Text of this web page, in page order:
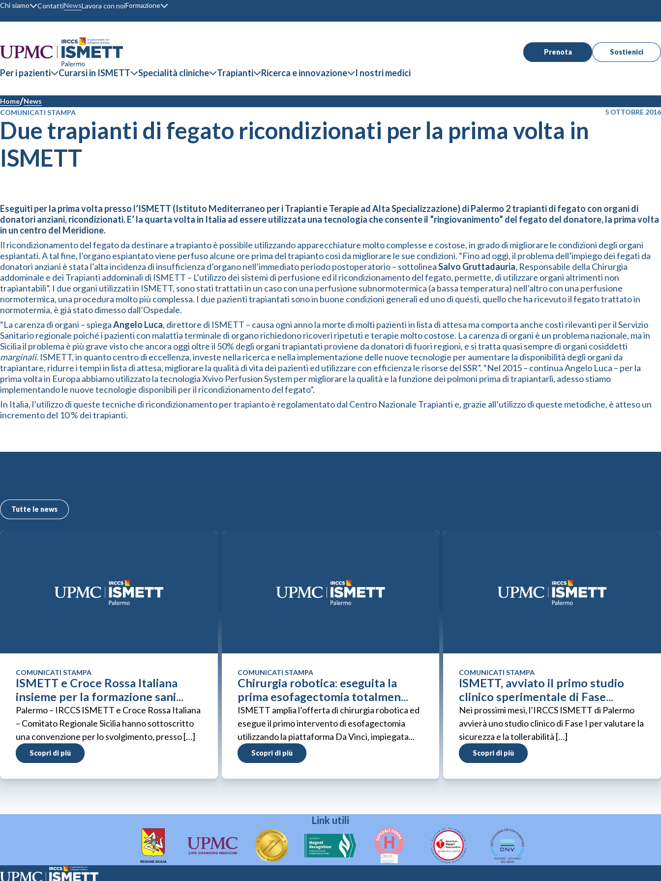
Chi siamo ContattiNewsLavora con noiFormazione
Prenota Sostienici
Per i pazienti Curarsi in ISMETT Specialità cliniche Trapianti Ricerca e innovazione I nostri medici
Home News
COMUNICATI STAMPA
5 OTTOBRE 2016
Due trapianti di fegato ricondizionati per la prima volta in
ISMETT
Eseguiti per la prima volta presso l’ISMETT (Istituto Mediterraneo per i Trapianti e Terapie ad Alta Specializzazione) di Palermo 2 trapianti di fegato con organi di
donatori anziani, ricondizionati. E’ la quarta volta in Italia ad essere utilizzata una tecnologia che consente il ”ringiovanimento” del fegato del donatore, la prima volta
in un centro del Meridione.
Il ricondizionamento del fegato da destinare a trapianto è possibile utilizzando apparecchiature molto complesse e costose, in grado di migliorare le condizioni degli organi
espiantati. A tal fine, l’organo espiantato viene perfuso alcune ore prima del trapianto così da migliorare le sue condizioni. “Fino ad oggi, il problema dell’impiego dei fegati da
donatori anziani è stata l’alta incidenza di insufficienza d’organo nell’immediato periodo postoperatorio – sottolineaSalvo Gruttadauria, Responsabile della Chirurgia
addominale e dei Trapianti addominali di ISMETT – L’utilizzo dei sistemi di perfusione ed il ricondizionamento del fegato, permette, di utilizzare organi altrimenti non
trapiantabili”. I due organi utilizzati in ISMETT, sono stati trattati in un caso con una perfusione subnormotermica (a bassa temperatura) nell’altro con una perfusione
normotermica, una procedura molto più complessa. I due pazienti trapiantati sono in buone condizioni generali ed uno di questi, quello che ha ricevuto il fegato trattato in
normotermia, è già stato dimesso dall’Ospedale.
“La carenza di organi – spiegaAngelo Luca, direttore di ISMETT – causa ogni anno la morte di molti pazienti in lista di attesa ma comporta anche costi rilevanti per il Servizio
Sanitario regionale poiché i pazienti con malattia terminale di organo richiedono ricoveri ripetuti e terapie molto costose. La carenza di organi è un problema nazionale, ma in
Sicilia il problema è più grave visto che ancora oggi oltre il 50% degli organi trapiantati proviene da donatori di fuori regioni, e si tratta quasi sempre di organi cosiddetti
marginali. ISMETT, in quanto centro di eccellenza, investe nella ricerca e nella implementazione delle nuove tecnologie per aumentare la disponibilità degli organi da
trapiantare, ridurre i tempi in lista di attesa, migliorare la qualità di vita dei pazienti ed utilizzare con efficienza le risorse del SSR”. “Nel 2015 – continua Angelo Luca – per la
prima volta in Europa abbiamo utilizzato la tecnologia Xvivo Perfusion System per migliorare la qualità e la funzione dei polmoni prima di trapiantarli, adesso stiamo
implementando le nuove tecnologie disponibili per il ricondizionamento del fegato”.
In Italia, l’utilizzo di queste tecniche di ricondizionamento per trapianto è regolamentato dal Centro Nazionale Trapianti e, grazie all’utilizzo di queste metodiche, è atteso un
incremento del 10 % dei trapianti.
Tutte le news
COMUNICATI STAMPA
ISMETT e Croce Rossa Italiana
insieme per la formazione sani...
Palermo – IRCCS ISMETT e Croce Rossa Italiana
– Comitato Regionale Sicilia hanno sottoscritto
una convenzione per lo svolgimento, presso […]
Scopri di più
COMUNICATI STAMPA
Chirurgia robotica: eseguita la
prima esofagectomia totalmen...
ISMETT amplia l’offerta di chirurgia robotica ed
esegue il primo intervento di esofagectomia
utilizzando la piattaforma Da Vinci, impiegata...
Scopri di più
COMUNICATI STAMPA
ISMETT, avviato il primo studio
clinico sperimentale di Fase...
Nei prossimi mesi, l’IRCCS ISMETT di Palermo
avvierà uno studio clinico di Fase I per valutare la
sicurezza e la tollerabilità […]
Scopri di più
Link utili